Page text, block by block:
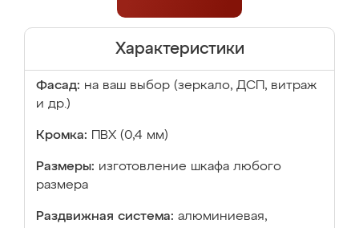
Характеристики
Фасад: на ваш выбор (зеркало, ДСП, витраж
и др.)
Кромка: ПВХ (0,4 мм)
Размеры: изготовление шкафа любого
размера
Раздвижная система: алюминиевая,